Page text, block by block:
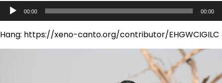
Audió
lejátszó
00:00 00:00
Hang: https://xeno-canto.org/contributor/EHGWCIGILC